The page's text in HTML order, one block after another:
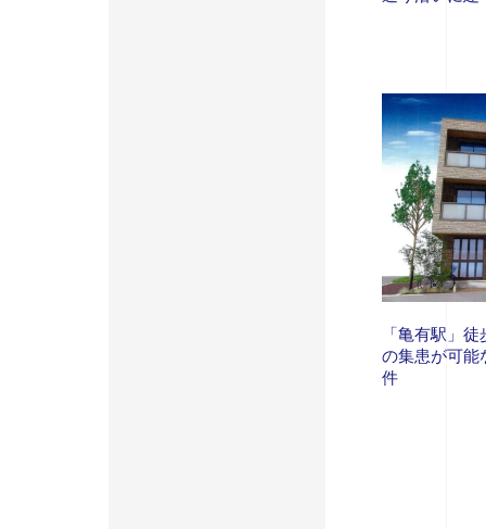
「亀有駅」
の集患が可能
件